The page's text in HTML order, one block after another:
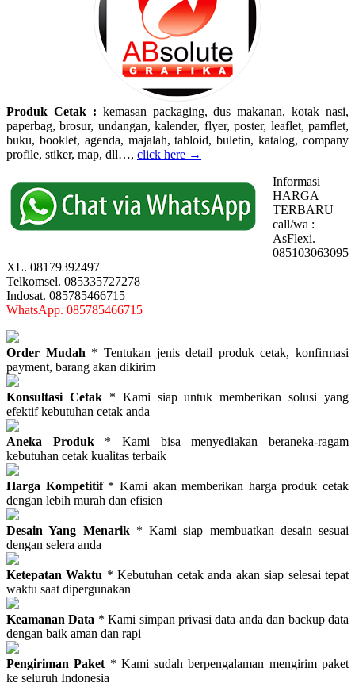
Produk Cetak : kemasan packaging, dus makanan, kotak nasi,
paperbag, brosur, undangan, kalender, flyer, poster, leaflet, pamflet,
buku, booklet, agenda, majalah, tabloid, buletin, katalog, company
profile, stiker, map, dll…, click here →
Informasi
HARGA
TERBARU
call/wa :
AsFlexi.
085103063095
XL. 08179392497
Telkomsel. 085335727278
Indosat. 085785466715
WhatsApp. 085785466715
Order Mudah * Tentukan jenis detail produk cetak, konfirmasi
payment, barang akan dikirim
Konsultasi Cetak* Kami siap untuk memberikan solusi yang
efektif kebutuhan cetak anda
Aneka Produk * Kami bisa menyediakan beraneka-ragam
kebutuhan cetak kualitas terbaik
Harga Kompetitif* Kami akan memberikan harga produk cetak
dengan lebih murah dan efisien
Desain Yang Menarik* Kami siap membuatkan desain sesuai
dengan selera anda
Ketepatan Waktu * Kebutuhan cetak anda akan siap selesai tepat
waktu saat dipergunakan
Keamanan Data * Kami simpan privasi data anda dan backup data
dengan baik aman dan rapi
Pengiriman Paket * Kami sudah berpengalaman mengirim paket
ke seluruh Indonesia